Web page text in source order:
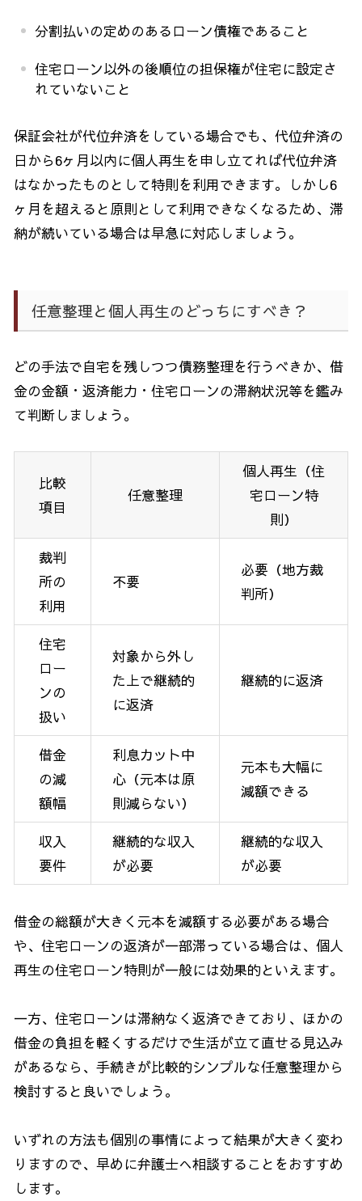
分割払いの定めのあるローン債権であること
住宅ローン以外の後順位の担保権が住宅に設定さ
れていないこと
保証会社が代位弁済をしている場合でも、代位弁済の
日から6ヶ月以内に個人再生を申し立てれば代位弁済
はなかったものとして特則を利用できます。しかし6
ヶ月を超えると原則として利用できなくなるため、滞
納が続いている場合は早急に対応しましょう。
任意整理と個人再生のどっちにすべき？
どの手法で自宅を残しつつ債務整理を行うべきか、借
金の金額・返済能力・住宅ローンの滞納状況等を鑑み
て判断しましょう。
比較
項目
任意整理
個人再生（住
宅ローン特
則）
裁判
所の
利用
不要
必要（地方裁
判所）
住宅
ロー
ンの
扱い
対象から外し
た上で継続的
に返済
継続的に返済
借金
の減
額幅
利息カット中
心（元本は原
則減らない）
元本も大幅に
減額できる
収入
要件
継続的な収入
が必要
継続的な収入
が必要
借金の総額が大きく元本を減額する必要がある場合
や、住宅ローンの返済が一部滞っている場合は、個人
再生の住宅ローン特則が一般には効果的といえます。
一方、住宅ローンは滞納なく返済できており、ほかの
借金の負担を軽くするだけで生活が立て直せる見込み
があるなら、手続きが比較的シンプルな任意整理から
検討すると良いでしょう。
いずれの方法も個別の事情によって結果が大きく変わ
りますので、早めに弁護士へ相談することをおすすめ
します。